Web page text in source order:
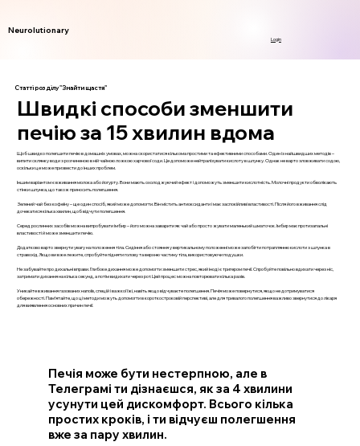
Neurolutionary
Login
Статті розділу "Знайти щастя"
Швидкі способи зменшити
печію за 15 хвилин вдома
Щоб швидко полегшити печію в домашніх умовах, можна скористатися кількома простими та ефективними способами. Один із найшвидших методів –
випити склянку води з розчиненою в ній чайною ложкою харчової соди. Це допоможе нейтралізувати кислоту в шлунку. Однак не варто зловживати содою,
оскільки це може призвести до інших проблем.
Іншим варіантом є вживання молока або йогурту. Вони мають охолоджуючий ефект і допоможуть зменшити кислотність. Молочні продукти обволікають
стінки шлунка, що також приносить полегшення.
Зелений чай без кофеїну – ще один спосіб, який може допомогти. Він містить антиоксиданти і має заспокійливі властивості. Після його вживання слід
дочекатися кілька хвилин, щоб відчути полегшення.
Серед рослинних засобів можна випробувати імбир – його можна заварити як чай або просто жувати маленький шматочок. Імбир має протизапальні
властивості й може зменшити печію.
Додатково варто звернути увагу на положення тіла. Сидіння або стояння у вертикальному положенні може запобігти потраплянню кислоти з шлунка в
стравохід. Якщо ви вже лежите, спробуйте підняти голову та верхню частину тіла, використовуючи подушки.
Не забувайте про дихальні вправи. Глибоке дихання може допомогти зменшити стрес, який іноді є тригером печії. Спробуйте повільно вдихати через ніс,
затримати дихання на кілька секунд, а потім видихати через рот. Цей процес можна повторювати кілька разів.
Уникайте вживання газованих напоїв, спецій і важкої їжі, навіть якщо відчуваєте полегшення. Печія може повернутися, якщо не дотримуватися
обережності. Пам’ятайте, що ці методи можуть допомогти в короткостроковій перспективі, але для тривалого полегшення важливо звернутися до лікаря
для виявлення основних причин печії.
Печія може бути нестерпною, але в
Телеграмі ти дізнаєшся, як за 4 хвилини
усунути цей дискомфорт. Всього кілька
простих кроків, і ти відчуєш полегшення
вже за пару хвилин.